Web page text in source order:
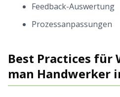
Feedback-Auswertung
Prozessanpassungen
Best Practices für
man Handwerker